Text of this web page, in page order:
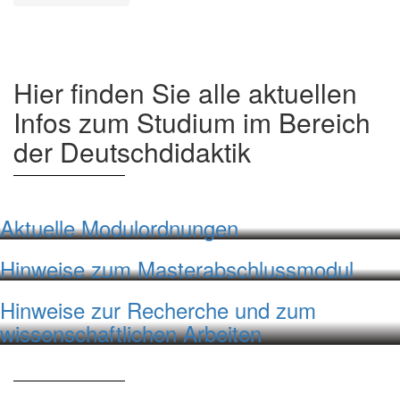
Hier finden Sie alle aktuellen
Infos zum Studium im Bereich
der Deutschdidaktik
Aktuelle Modulordnungen
Hinweise zum Masterabschlussmodul
Hinweise zur Recherche und zum
wissenschaftlichen Arbeiten